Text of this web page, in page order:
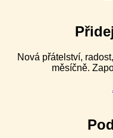
speciální
v ZŠ
speciálních
Nová přátelství,
měsíčně.